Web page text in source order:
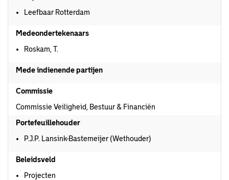
Leefbaar Rotterdam
Medeondertekenaars
Roskam, T.
Mede indienende partijen
Commissie
Commissie Veiligheid, Bestuur & Financiën
Portefeuillehouder
P.J.P. Lansink-Bastemeijer (Wethouder)
Beleidsveld
Projecten